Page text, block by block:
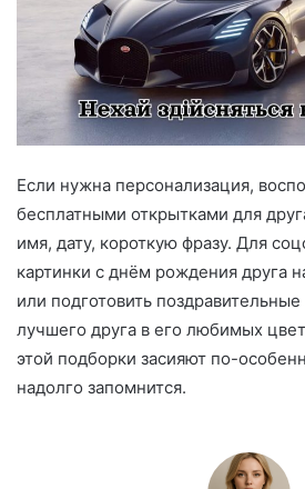
Если нужна персонализация,
бесплатными открытками для
имя, дату, короткую фразу. Для
картинки с днём рождения друга
или подготовить
лучшего друга в его любимых
этой подборки засияют по-
надолго запомнится.